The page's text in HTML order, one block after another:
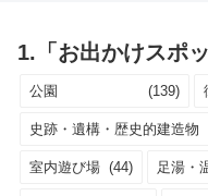
1.「お出かけスポ
公園 (139)
史跡・遺構・歴史的建造物
室内遊び場 (44) 足湯・